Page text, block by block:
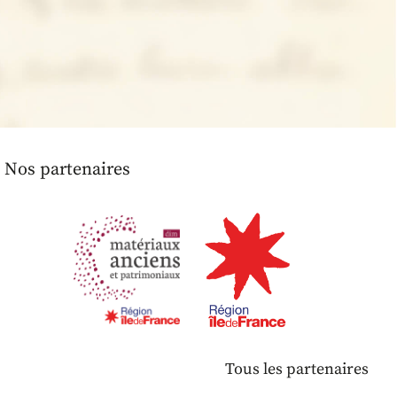
Nos partenaires
Tous les partenaires